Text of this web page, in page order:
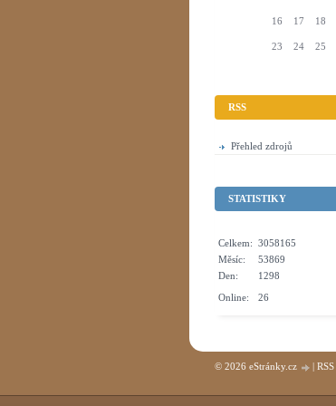
16 17 18
23 24 25
RSS
Přehled zdrojů
STATISTIKY
Online: 26
Celkem: 3058165
Měsíc:
53869
Den:
1298
© 2026 eStránky.cz | RSS